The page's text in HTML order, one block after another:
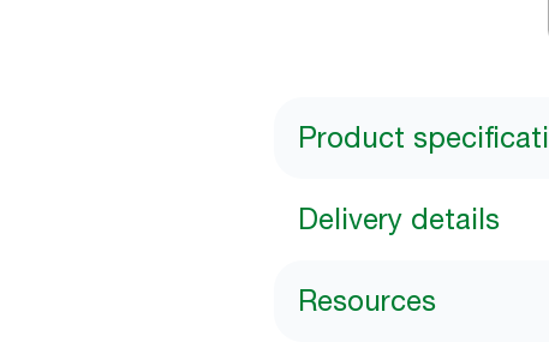
Product
Delivery details
Resources